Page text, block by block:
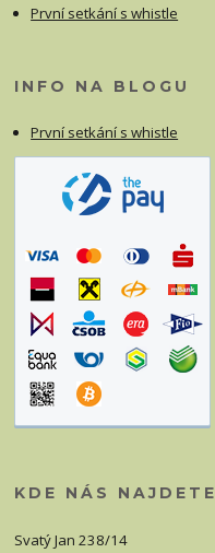
První setkání s whistle
INFO NA BLOGU
První setkání s whistle
KDE NÁS NAJDETE
Svatý Jan 238/14